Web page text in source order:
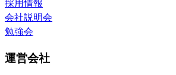
会社説明会
勉強会
運営会社